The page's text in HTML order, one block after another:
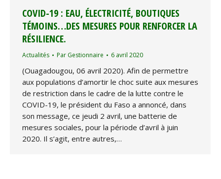
COVID-19 : EAU, ÉLECTRICITÉ, BOUTIQUES
TÉMOINS…DES MESURES POUR RENFORCER LA
RÉSILIENCE.
Actualités Par Gestionnaire 6 avril 2020
(Ouagadougou, 06 avril 2020). Afin de permettre
aux populations d’amortir le choc suite aux mesures
de restriction dans le cadre de la lutte contre le
COVID-19, le président du Faso a annoncé, dans
son message, ce jeudi 2 avril, une batterie de
mesures sociales, pour la période d’avril à juin
2020. Il s’agit, entre autres,…